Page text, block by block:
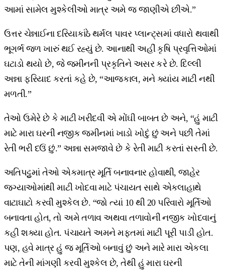
આમાં સામેલ મુશ્કેલીઓ માત્ર અમે જ જાણીએ છીએ.”
ઉત્તર ચેન્નાઈના દરિયાકાંઠે થર્મલ પાવર પ્લાન્ટ્સમાં વધારો થવાથી
ભૂગર્ભ જળ ખારું થઈ રહ્યું છે. આનાથી અહીં કૃષિ પ્રવૃત્તિઓમાં
ઘટાડો થયો છે, જે જમીનની પ્રકૃતિને અસર કરે છે. દિલ્લી
અન્ના ફરિયાદ કરતાં કહે છે, “આજકાલ, મને ક્યાંય માટી નથી
મળતી.”
તેઓ ઉમેરે છે કે માટી ખરીદવી એ મોંઘી બાબત છે અને, “હું માટી
માટે મારા ઘરની નજીક જમીનમાં ખાડો ખોદું છું અને પછી તેમાં
રેતી ભરી દઉં છું.” અન્ના સમજાવે છે કે રેતી માટી કરતાં સસ્તી છે.
અતિપટ્ટુમાં તેઓ એકમાત્ર મૂર્તિ બનાવનાર હોવાથી, જાહેર
જગ્યાઓમાંથી માટી ખોદવા માટે પંચાયત સાથે એકલાહાથે
વાટાઘાટો કરવી મુશ્કેલ છે. “જો ત્યાં 10 થી 20 પરિવારો મૂર્તિઓ
બનાવતા હોત, તો અમે તળાવ અથવા તળાવોની નજીક ખોદવાનું
કહી શક્યા હોત. પંચાયતે અમને મફતમાં માટી પૂરી પાડી હોત.
પણ, હવે માત્ર હું જ મૂર્તિઓ બનાવું છું અને મારે મારા એકલા
માટે તેની માંગણી કરવી મુશ્કેલ છે, તેથી હું મારા ઘરની